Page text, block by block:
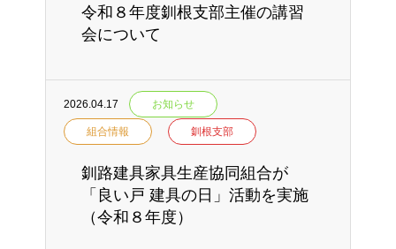
令和８年度釧根支部主催の講習
会について
2026.04.17 お知らせ
組合情報 釧根支部
釧路建具家具生産協同組合が
「良い戸 建具の日」活動を実施
（令和８年度）